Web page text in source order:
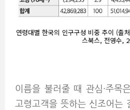
연령대별 한국의 인구구성 비중 추이 (출
스북스, 전영수,
이름을 불러줄 때 관심·주목
고령고객을 뜻하는 신조어는